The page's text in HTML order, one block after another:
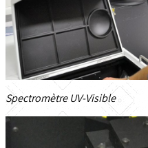
Spectromètre UV-Visible